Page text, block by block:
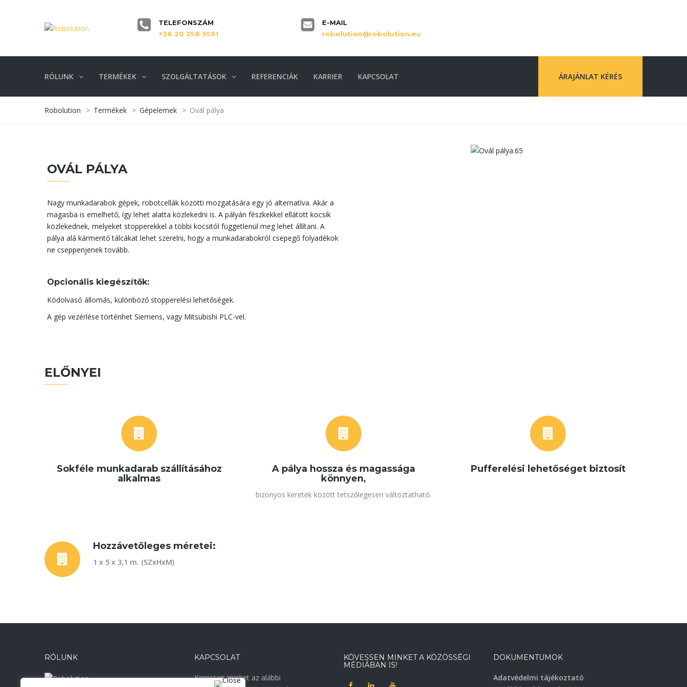
TELEFONSZÁM
+36 20 258 9591
E-MAIL
robolution@robolution.eu
RÓLUNK TERMÉKEK SZOLGÁLTATÁSOK REFERENCIÁK KARRIER KAPCSOLAT ÁRAJÁNLAT KÉRÉS
Robolution > Termékek > Gépelemek > Ovál pálya
OVÁL PÁLYA
Nagy munkadarabok gépek, robotcellák közötti mozgatására egy jó alternatíva. Akár a
magasba is emelhető, így lehet alatta közlekedni is. A pályán fészkekkel ellátott kocsik
közlekednek, melyeket stopperekkel a többi kocsitól függetlenül meg lehet állítani. A
pálya alá kármentő tálcákat lehet szerelni, hogy a munkadarabokról csepegő folyadékok
ne cseppenjenek tovább.
Opcionális kiegészítők:
Kódolvasó állomás, különböző stopperelési lehetőségek.
A gép vezérlése történhet Siemens, vagy Mitsubishi PLC-vel.
ELŐNYEI
Sokféle munkadarab szállításához
alkalmas
A pálya hossza és magassága
könnyen,
bizonyos keretek között tetszőlegesen változtatható.
Pufferelési lehetőséget biztosít
Hozzávetőleges méretei:
1 x 5 x 3,1 m. (SZxHxM)
RÓLUNK KAPCSOLAT
Keressen minket az alábbi
KÖVESSEN MINKET A KÖZÖSSÉGI
MÉDIÁBAN IS!
DOKUMENTUMOK
Adatvédelmi tájékoztató